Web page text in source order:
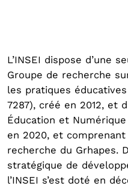
L’INSEI dispose d’une
Groupe de recherche
les pratiques
7287), créé en 2012, et
Éducation et
en 2020, et
recherche du Grhapes.
stratégique de
l’INSEI s’est doté en